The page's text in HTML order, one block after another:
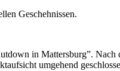
Geschehnissen.
in Mattersburg”.
umgehend